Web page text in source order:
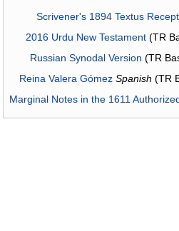
Scrivener's 1894 Textus
2016 Urdu New Testament(TR
Russian Synodal Version (TR
Reina Valera Gómez Spanish (TR
Marginal Notes in the 1611